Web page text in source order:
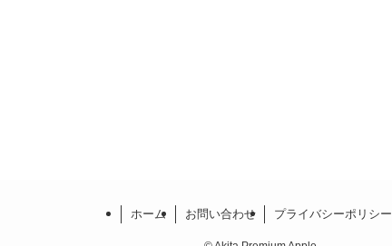
ホーム お問い合わせ プライバシーポリシー